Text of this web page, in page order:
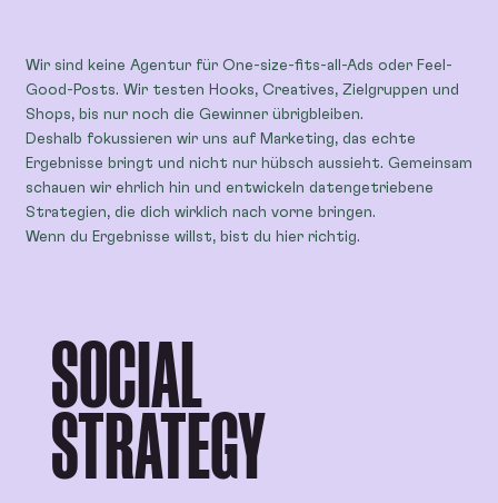
Wir sind keine Agentur für One-size-fits-all-Ads oder Feel-
Good-Posts. Wir testen Hooks, Creatives, Zielgruppen und
Shops, bis nur noch die Gewinner übrigbleiben.
Deshalb fokussieren wir uns auf Marketing, das echte
Ergebnisse bringt und nicht nur hübsch aussieht. Gemeinsam
schauen wir ehrlich hin und entwickeln datengetriebene
Strategien, die dich wirklich nach vorne bringen.
Wenn du Ergebnisse willst, bist du hier richtig.
SOCIAL
STRATEGY